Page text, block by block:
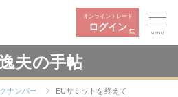
オンライントレード
ログイン
MENU
夫の手帖
ナンバー EUサミットを終えて